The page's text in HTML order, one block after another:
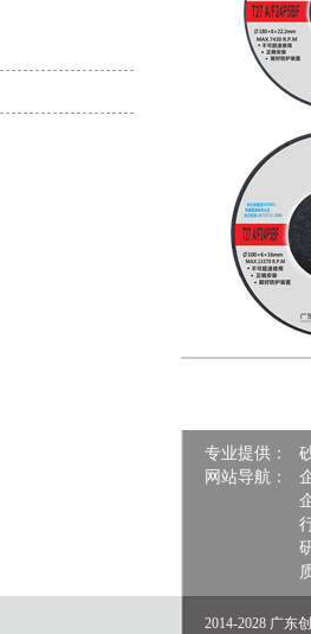
专业提供：
网站导航：
2014-2028 广东